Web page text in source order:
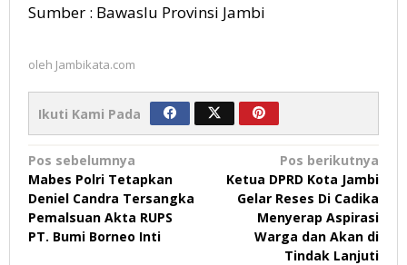
Sumber : Bawaslu Provinsi Jambi
oleh Jambikata.com
Ikuti Kami Pada
Navigasi
pos
Pos sebelumnya
Mabes Polri Tetapkan
Deniel Candra Tersangka
Pemalsuan Akta RUPS
PT. Bumi Borneo Inti
Pos berikutnya
Ketua DPRD Kota Jambi
Gelar Reses Di Cadika
Menyerap Aspirasi
Warga dan Akan di
Tindak Lanjuti